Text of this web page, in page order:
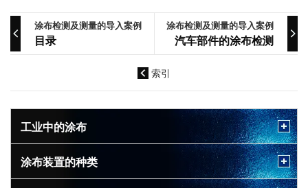
涂布检测及测量的导入案例
目录
涂布检测及测量的导入案例
汽车部件的涂布检测
索引
工业中的涂布
涂布装置的种类